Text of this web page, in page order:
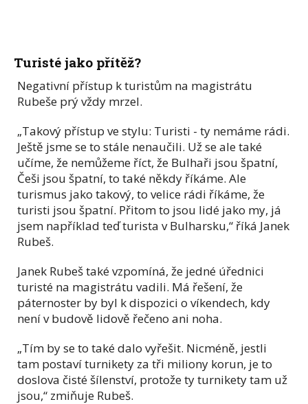
Turisté jako přítěž?
Negativní přístup k turistům na magistrátu
Rubeše prý vždy mrzel.
„Takový přístup ve stylu: Turisti - ty nemáme rádi.
Ještě jsme se to stále nenaučili. Už se ale také
učíme, že nemůžeme říct, že Bulhaři jsou špatní,
Češi jsou špatní, to také někdy říkáme. Ale
turismus jako takový, to velice rádi říkáme, že
turisti jsou špatní. Přitom to jsou lidé jako my, já
jsem například teď turista v Bulharsku,“ říká Janek
Rubeš.
Janek Rubeš také vzpomíná, že jedné úřednici
turisté na magistrátu vadili. Má řešení, že
páternoster by byl k dispozici o víkendech, kdy
není v budově lidově řečeno ani noha.
„Tím by se to také dalo vyřešit. Nicméně, jestli
tam postaví turnikety za tři miliony korun, je to
doslova čisté šílenství, protože ty turnikety tam už
jsou,“ zmiňuje Rubeš.